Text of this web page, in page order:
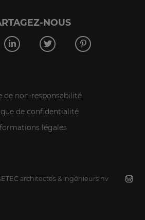
NOUS
de non-responsabilité
de confidentialité
légales
architectes & ingénieurs nv